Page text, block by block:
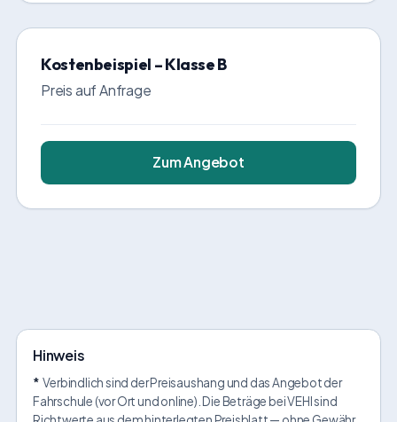
Kostenbeispiel – Klasse B
Preis auf Anfrage
Zum Angebot
Hinweis
* Verbindlich sind der Preisaushang und das Angebot der
Fahrschule (vor Ort und online). Die Beträge bei VEHI sind